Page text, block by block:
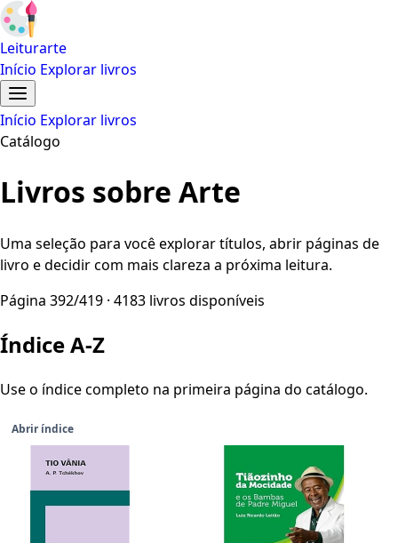
Leiturarte
Início Explorar livros
Início Explorar livros
Catálogo
Livros sobre Arte
Uma seleção para você explorar títulos, abrir páginas de
livro e decidir com mais clareza a próxima leitura.
Página 392/419 · 4183 livros disponíveis
Índice A-Z
Use o índice completo na primeira página do catálogo.
Abrir índice